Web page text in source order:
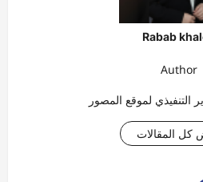
Rabab
Author
التنفيذي لموقع المصور
المقالات